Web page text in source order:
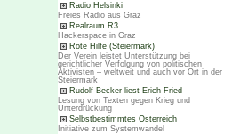
Radio Helsinki
Freies Radio aus Graz
Realraum R3
Hackerspace in Graz
Rote Hilfe (Steiermark)
Der Verein leistet Unterstützung bei
gerichtlicher Verfolgung von politischen
Aktivisten – weltweit und auch vor Ort in der
Steiermark
Rudolf Becker liest Erich Fried
Lesung von Texten gegen Krieg und
Unterdrückung
Selbstbestimmtes Österreich
Initiative zum Systemwandel